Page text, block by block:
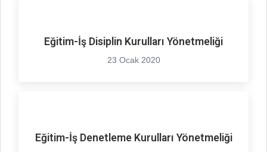
Eğitim-İş Disiplin Kurulları Yönetmeliği
23 Ocak 2020
Eğitim-İş Denetleme Kurulları Yönetmeliği